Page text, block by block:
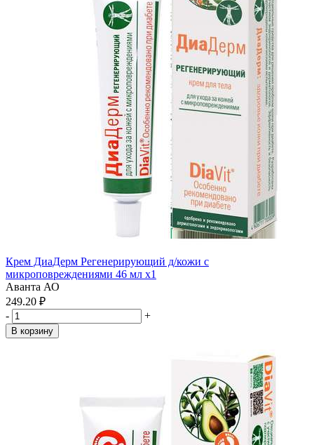
Крем ДиаДерм Регенерирующий д/кожи с
микроповреждениями 46 мл x1
Аванта АО
249.20 ₽
-
+
В корзину